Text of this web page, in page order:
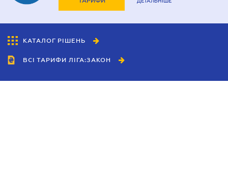
КАТАЛОГ РІШЕНЬ
ВСІ ТАРИФИ ЛІГА:ЗАКОН